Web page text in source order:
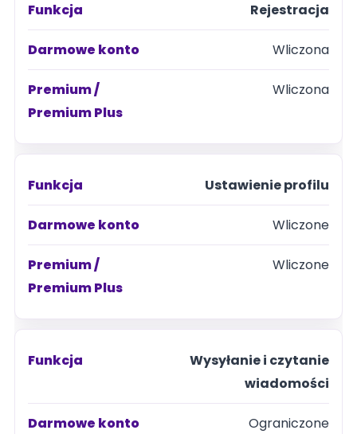
Funkcja
konto
/
Premium
Plus
Rejestracja
Wliczona
Wliczona
Ustawienie profilu
Wliczone
Wliczone
Wysyłanie i czytanie
wiadomości
Ograniczone